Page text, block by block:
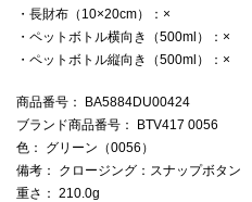
・長財布（10×20cm）：×
・ペットボトル横向き（500ml）：×
・ペットボトル縦向き（500ml）：×
商品番号 ： BA5884DU00424
ブランド商品番号 ： BTV417 0056
色 ： グリーン（0056）
備考 ： クロージング：スナップボタン
重さ ： 210.0g